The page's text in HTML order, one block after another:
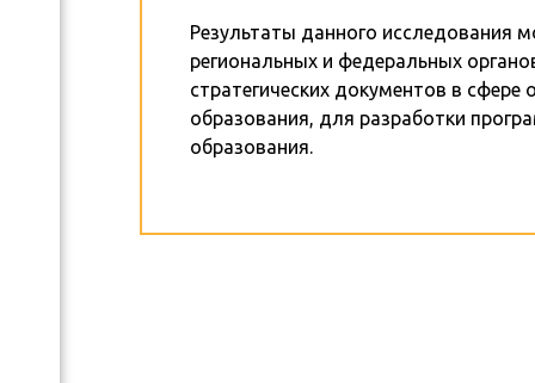
Результаты данного исследования
региональных и федеральных
стратегических документов в
образования, для разработки
образования.